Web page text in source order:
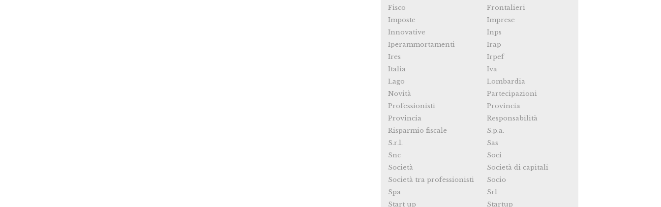
Fisco
Frontalieri
Imposte
Imprese
Innovative
Inps
Iperammortamenti
Irap
Ires
Irpef
Italia
Iva
Lago
Lombardia
Novità
Partecipazioni
Professionisti
Provincia
Provincia
Responsabilità
Risparmio fiscale
S.p.a.
S.r.l.
Sas
Snc
Soci
Società
Società di capitali
Società tra professionisti
Socio
Spa
Srl
Start up
Startup